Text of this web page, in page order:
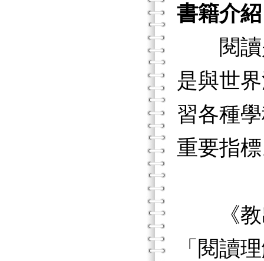
書籍介紹
閱讀是
是與世
習各種
重要指
《教出
「閱讀